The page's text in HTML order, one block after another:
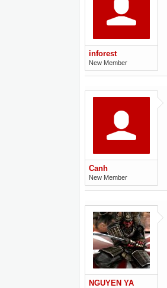
inforest
New Member
Canh
New Member
NGUYEN YA